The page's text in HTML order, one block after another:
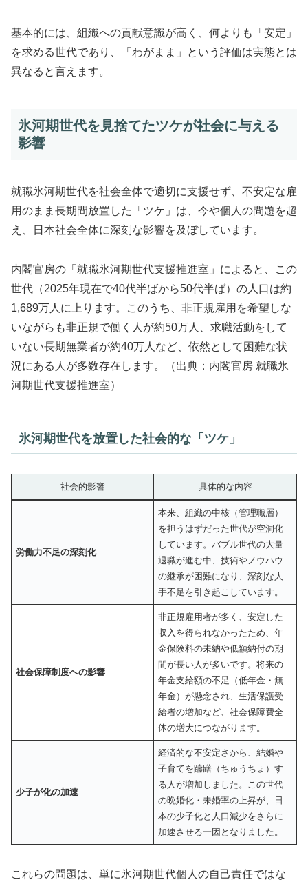
基本的には、組織への貢献意識が高く、何よりも「安定」
を求める世代であり、「わがまま」という評価は実態とは
異なると言えます。
氷河期世代を見捨てたツケが社会に与える
影響
就職氷河期世代を社会全体で適切に支援せず、不安定な雇
用のまま長期間放置した「ツケ」は、今や個人の問題を超
え、日本社会全体に深刻な影響を及ぼしています。
内閣官房の「就職氷河期世代支援推進室」によると、この
世代（2025年現在で40代半ばから50代半ば）の人口は約
1,689万人に上ります。このうち、非正規雇用を希望しな
いながらも非正規で働く人が約50万人、求職活動をして
いない長期無業者が約40万人など、依然として困難な状
況にある人が多数存在します。（出典：内閣官房 就職氷
河期世代支援推進室）
氷河期世代を放置した社会的な「ツケ」
社会的影響 具体的な内容
労働力不足の深刻化
本来、組織の中核（管理職層）
を担うはずだった世代が空洞化
しています。バブル世代の大量
退職が進む中、技術やノウハウ
の継承が困難になり、深刻な人
手不足を引き起こしています。
社会保障制度への影響
非正規雇用者が多く、安定した
収入を得られなかったため、年
金保険料の未納や低額納付の期
間が長い人が多いです。将来の
年金支給額の不足（低年金・無
年金）が懸念され、生活保護受
給者の増加など、社会保障費全
体の増大につながります。
少子が化の加速
経済的な不安定さから、結婚や
子育てを躊躇（ちゅうちょ）す
る人が増加しました。この世代
の晩婚化・未婚率の上昇が、日
本の少子化と人口減少をさらに
加速させる一因となりました。
これらの問題は、単に氷河期世代個人の自己責任ではな